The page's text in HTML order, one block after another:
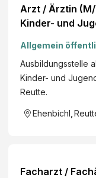
Arzt / Ärztin
Kinder- und
Allgemein
Ausbildungsstelle
Kinder- und
Reutte.
Ehenbichl
Facharzt /